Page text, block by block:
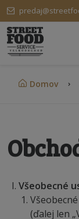
Domov
Všeobecné
(ďalej len